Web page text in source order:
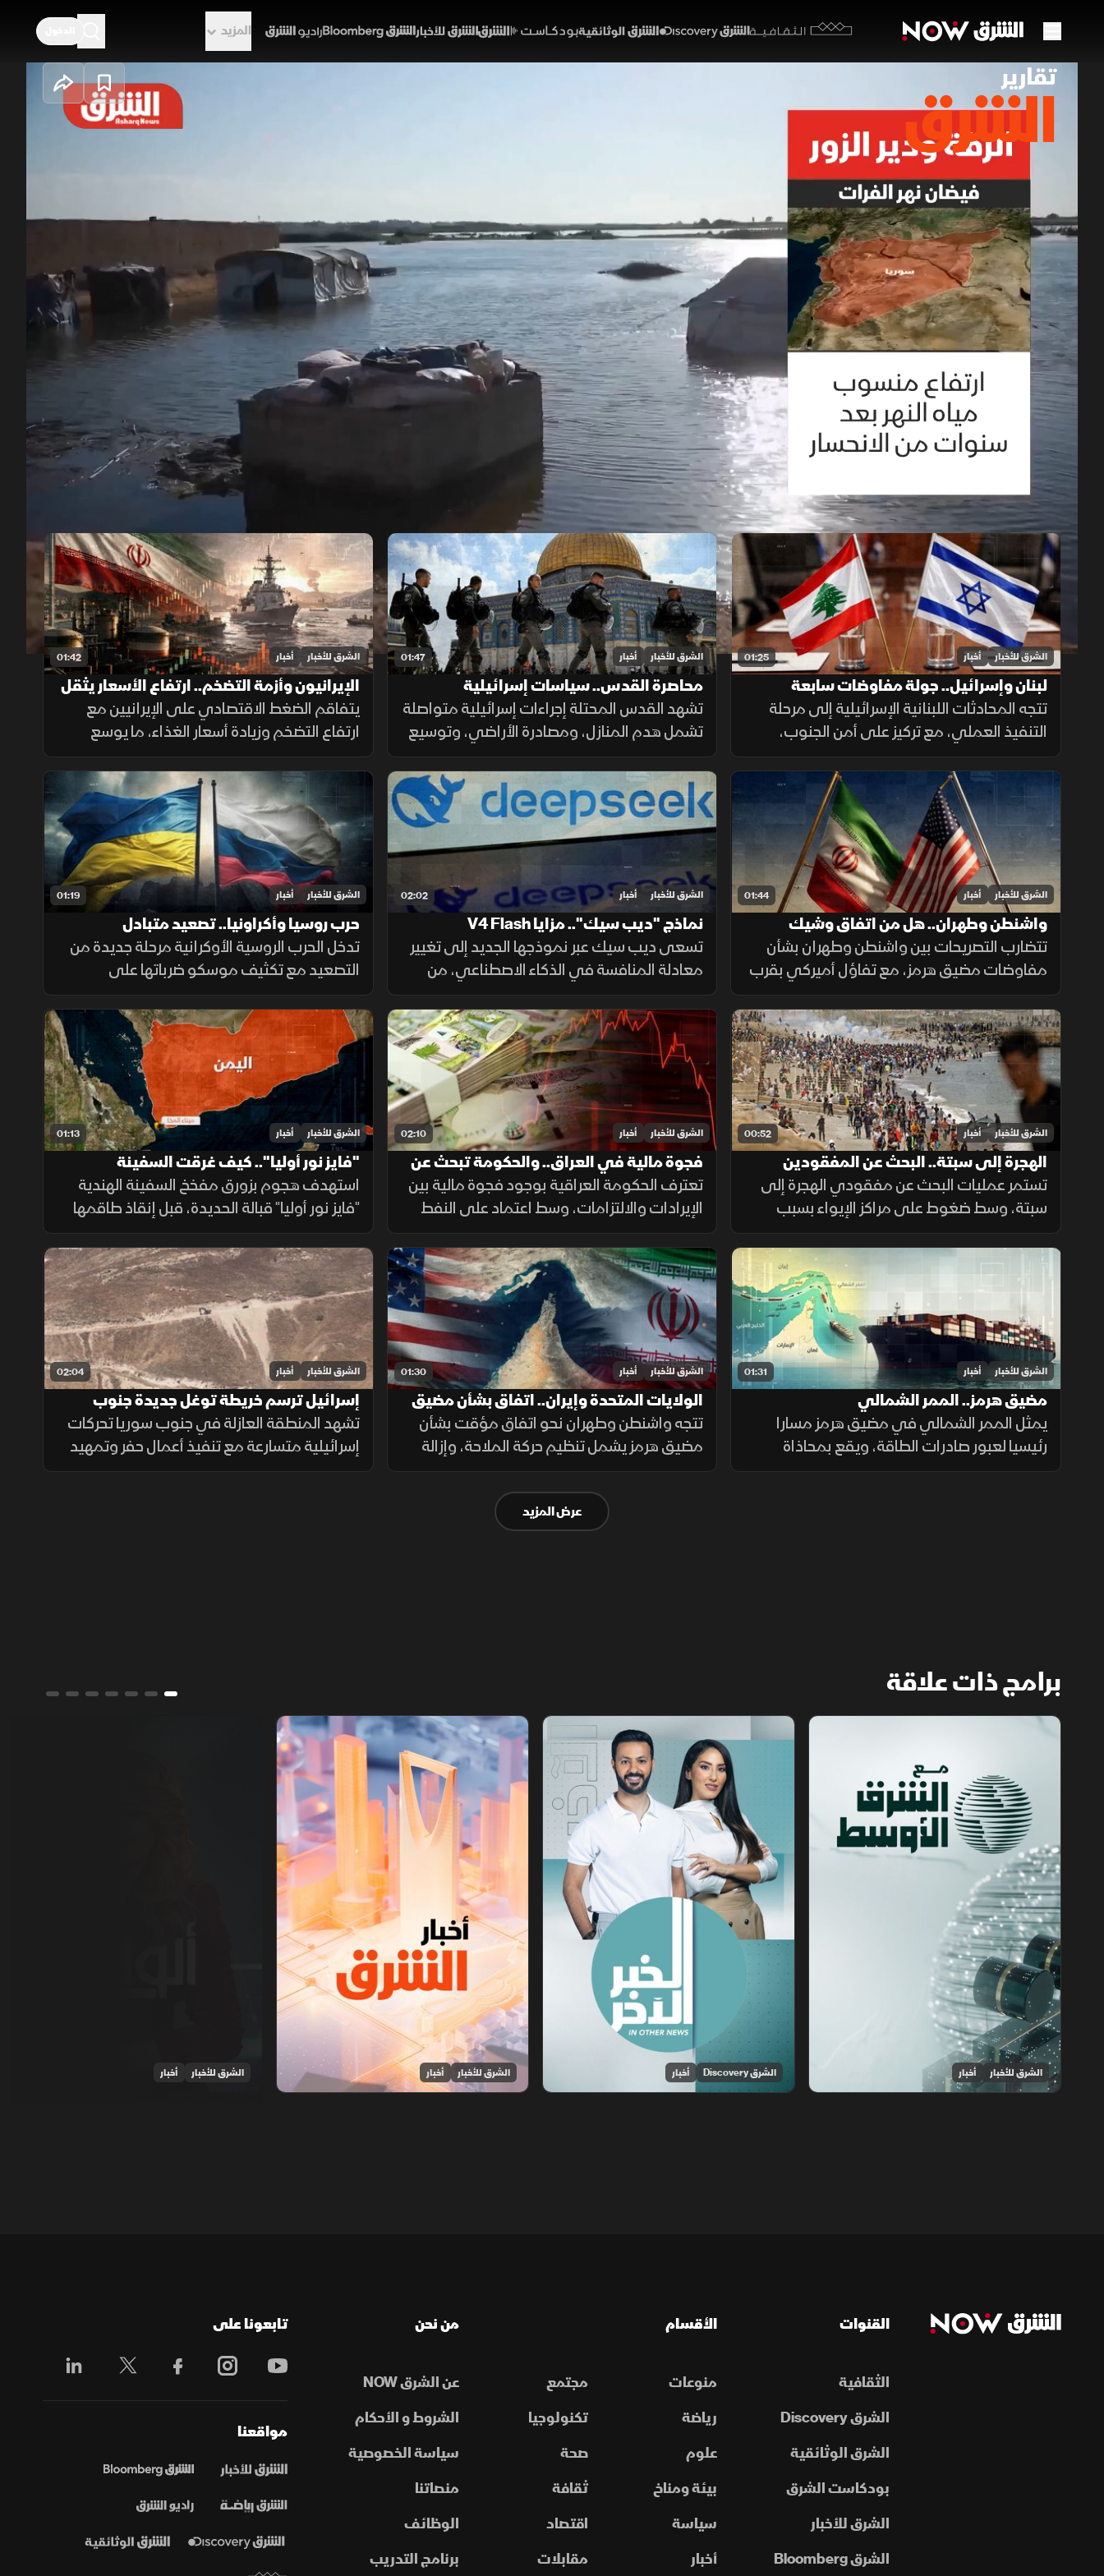
الثقافية
المزيد
00:12/02:26 1x auto
الخدمة ونُفذت عمليات إخلاء احترازية وسط أنباء عن غرق ثلاثة أطفال وفقدان رابع.
برامج الشرق الإخبارية (ملحق) تقارير الشرق
حلقات الموسم 2026
01:25 الشرق للأخبار أخبار
لبنان وإسرائيل.. جولة مفاوضات سابعة
تتجه المحادثات اللبنانية الإسرائيلية إلى مرحلة
التنفيذ العملي، مع تركيز على أمن الجنوب،
وترتيبات انتشار القوات، والحدود البرية، وسط
تحديات تتعلق بالضمانات السياسية وتحويل
الاتفاقات إلى واقع مستدام.
01:47 الشرق للأخبار أخبار
محاصرة القدس.. سياسات إسرائيلية
تشهد القدس المحتلة إجراءات إسرائيلية متواصلة
تشمل هدم المنازل، ومصادرة الأراضي، وتوسيع
المستوطنات، وتسوية الأراضي، وسط تحذيرات
من تغيير الواقع الديموغرافي والجغرافي
للمدينة.
01:42 الشرق للأخبار أخبار
الإيرانيون وأزمة التضخم.. ارتفاع الأسعار يثقل
كاهل الأسر
يتفاقم الضغط الاقتصادي على الإيرانيين مع
ارتفاع التضخم وزيادة أسعار الغذاء، ما يوسع
الفجوة بين الشرائح الاجتماعية ويدفع الأسر إلى
تقليص الإنفاق لمواجهة تراجع القدرة الشرائية.
01:44 الشرق للأخبار أخبار
واشنطن وطهران.. هل من اتفاق وشيك
تتضارب التصريحات بين واشنطن وطهران بشأن
مفاوضات مضيق هرمز، مع تفاؤل أميركي بقرب
اتفاق محتمل ونفي إيراني لمحادثات مباشرة،
بينما تستمر الوساطات الإقليمية لخفض التوتر.
02:02 الشرق للأخبار أخبار
نماذج "ديب سيك".. مزايا V4 Flash
تسعى ديب سيك عبر نموذجها الجديد إلى تغيير
معادلة المنافسة في الذكاء الاصطناعي، من
خلال خفض تكلفة الاستخدام مع الحفاظ على
أداء مرتفع، في محاولة لجعل التقنية أكثر انتشارا.
01:19 الشرق للأخبار أخبار
حرب روسيا وأكراونيا.. تصعيد متبادل
تدخل الحرب الروسية الأوكرانية مرحلة جديدة من
التصعيد مع تكثيف موسكو ضرباتها على
الموانئ واستخدام الصواريخ الباليستية، بينما
تواجه كييف ضغوطا على دفاعاتها الجوية
ومخزونها العسكري.
00:52 الشرق للأخبار أخبار
الهجرة إلى سبتة.. البحث عن المفقودين
تستمر عمليات البحث عن مفقودي الهجرة إلى
سبتة، وسط ضغوط على مراكز الإيواء بسبب
أعداد القاصرين غير المصحوبين بذويهم،
ومطالبات بتوفير الحماية والرعاية للمهاجرين.
02:10 الشرق للأخبار أخبار
فجوة مالية في العراق.. والحكومة تبحث عن
حلول لضمان الرواتب
تعترف الحكومة العراقية بوجود فجوة مالية بين
الإيرادات والالتزامات، وسط اعتماد على النفط
لتمويل الإنفاق العام، فيما يحذر خبراء من
تداعيات تأخير الرواتب على الاقتصاد والأسواق.
01:13 الشرق للأخبار أخبار
"فايز نور أوليا".. كيف غرقت السفينة
الهندية؟
استهدف هجوم بزورق مفخخ السفينة الهندية
"فايز نور أوليا" قبالة الحديدة، قبل إنقاذ طاقمها
ونقلهم إلى ميناء المخا، في تصعيد جديد يزيد
المخاوف على أمن الملاحة وسلاسل الإمداد.
01:31 الشرق للأخبار أخبار
مضيق هرمز.. الممر الشمالي
يمثل الممر الشمالي في مضيق هرمز مسارا
رئيسيا لعبور صادرات الطاقة، ويقع بمحاذاة
السواحل الإيرانية، حيث تعزز طهران وجودها
01:30 الشرق للأخبار أخبار
الولايات المتحدة وإيران.. اتفاق بشأن مضيق
هرمز
تتجه واشنطن وطهران نحو اتفاق مؤقت بشأن
مضيق هرمز يشمل تنظيم حركة الملاحة، وإزالة
الألغام، واستئناف المفاوضات النووية، مع
تخفيف العقوبات على صادرات النفط مقابل
02:04 الشرق للأخبار أخبار
إسرائيل ترسم خريطة توغل جديدة جنوب
سوريا
تشهد المنطقة العازلة في جنوب سوريا تحركات
إسرائيلية متسارعة مع تنفيذ أعمال حفر وتمهيد
لشبكة طرق جديدة تمتد من السفوح الجنوبية
عرض المزيد
برامج ذات علاقة
مع الشرق الأوسط
الشرق للأخبار أخبار
الخبر الآخر
الشرق Discovery أخبار
أخبار الشرق
الشرق للأخبار أخبار الشرق للأخبار أخبار
القنوات
الثقافية
الشرق Discovery
الشرق الوثائقية
بودكاست الشرق
الشرق للأخبار
الشرق Bloomberg
الأقسام
منوعات
مجتمع
رياضة
تكنولوجيا
علوم
صحة
بيئة ومناخ
ثقافة
سياسة
اقتصاد
أخبار
مقابلات
من نحن
عن الشرق NOW
الشروط و الأحكام
سياسة الخصوصية
منصاتنا
الوظائف
برنامج التدريب
تابعونا على
مواقعنا